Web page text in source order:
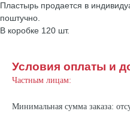
Пластырь продается в
поштучно.
В коробке 120 шт.
Условия оплаты и
Частным лицам:
Минимальная сумма заказа: